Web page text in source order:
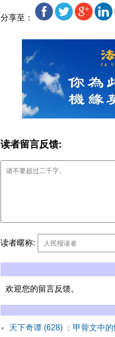
分享至：
读者留言反馈:
读者暱称:
欢迎您的留言反馈。
天下奇谭 (628) ：甲骨文中